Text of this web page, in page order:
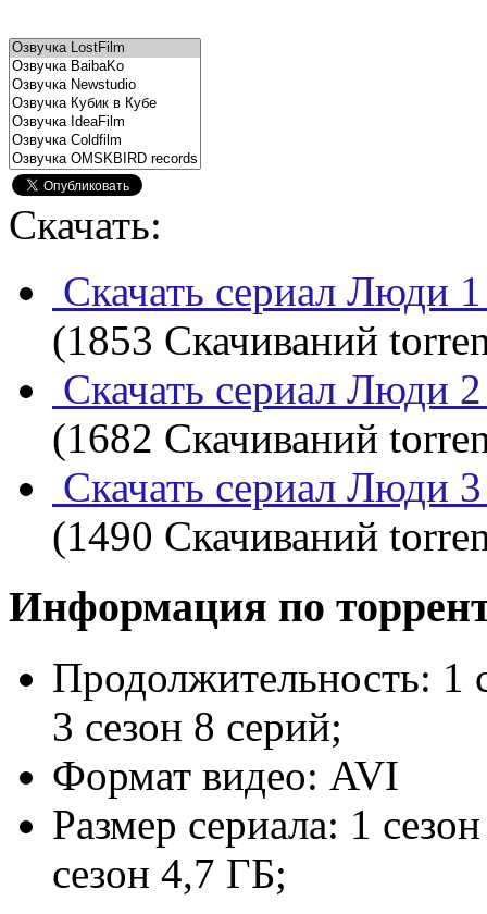
Скачать:
Скачать сериал Люди 1
(1853 Скачиваний
Скачать сериал Люди 2
(1682 Скачиваний
Скачать сериал Люди 3
(1490 Скачиваний
Информация по
Продолжительность: 1
3 сезон 8 серий;
Формат видео: AVI
Размер сериала: 1
сезон 4,7 ГБ;